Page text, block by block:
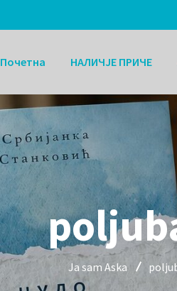
Почетна НАЛИЧЈЕ ПРИЧЕ
Ja sam Aska